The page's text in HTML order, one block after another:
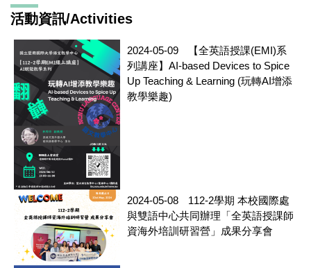
活動資訊/Activities
2024-05-09
【全英語授課(EMI)系
列講座】AI-based Devices to Spice
Up Teaching & Learning (玩轉AI增添
教學樂趣)
2024-05-08
112-2學期 本校國際處
與雙語中心共同辦理「全英語授課師
資海外培訓研習營」成果分享會